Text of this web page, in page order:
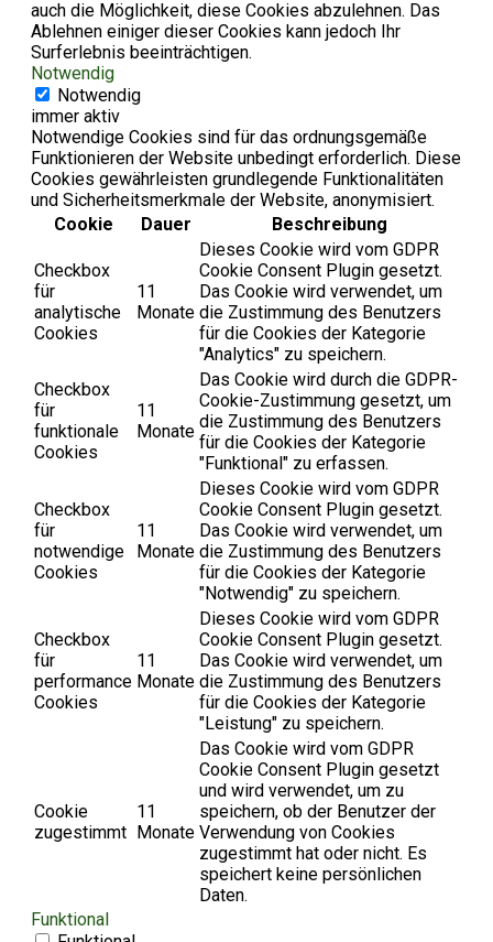
auch die Möglichkeit, diese Cookies abzulehnen. Das
Ablehnen einiger dieser Cookies kann jedoch Ihr
Surferlebnis beeinträchtigen.
Notwendig
Notwendig
immer aktiv
Notwendige Cookies sind für das ordnungsgemäße
Funktionieren der Website unbedingt erforderlich. Diese
Cookies gewährleisten grundlegende Funktionalitäten
und Sicherheitsmerkmale der Website, anonymisiert.
Cookie
Dauer Beschreibung
Checkbox
für
analytische
Cookies
11
Monate
Dieses Cookie wird vom GDPR
Cookie Consent Plugin gesetzt.
Das Cookie wird verwendet, um
die Zustimmung des Benutzers
für die Cookies der Kategorie
"Analytics" zu speichern.
Checkbox
für
funktionale
Cookies
11
Monate
Das Cookie wird durch die GDPR-
Cookie-Zustimmung gesetzt, um
die Zustimmung des Benutzers
für die Cookies der Kategorie
"Funktional" zu erfassen.
Checkbox
für
notwendige
Cookies
11
Monate
Dieses Cookie wird vom GDPR
Cookie Consent Plugin gesetzt.
Das Cookie wird verwendet, um
die Zustimmung des Benutzers
für die Cookies der Kategorie
"Notwendig" zu speichern.
Checkbox
für
performance
Cookies
11
Monate
Dieses Cookie wird vom GDPR
Cookie Consent Plugin gesetzt.
Das Cookie wird verwendet, um
die Zustimmung des Benutzers
für die Cookies der Kategorie
"Leistung" zu speichern.
Cookie
zugestimmt
11
Monate
Das Cookie wird vom GDPR
Cookie Consent Plugin gesetzt
und wird verwendet, um zu
speichern, ob der Benutzer der
Verwendung von Cookies
zugestimmt hat oder nicht. Es
speichert keine persönlichen
Daten.
Funktional